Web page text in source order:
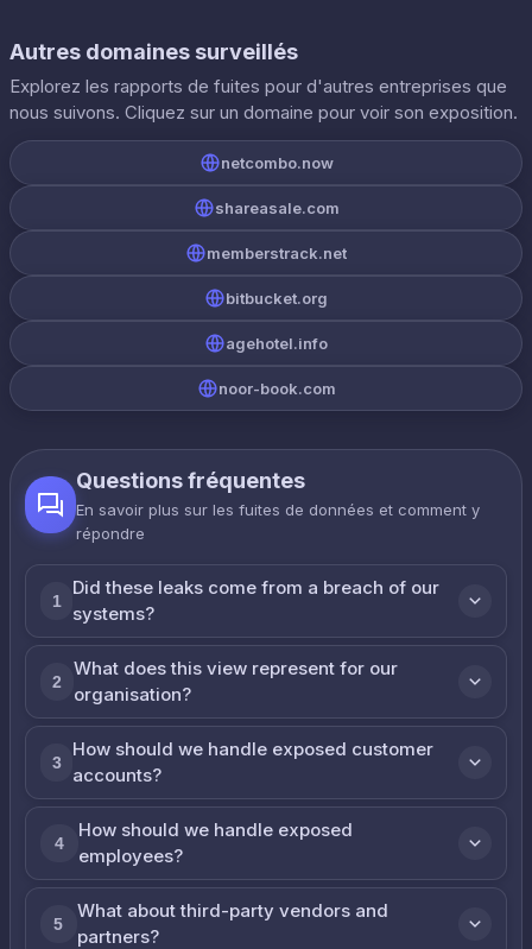
Autres domaines surveillés
Explorez les rapports de fuites pour d'autres entreprises que
nous suivons. Cliquez sur un domaine pour voir son exposition.
netcombo.now
shareasale.com
memberstrack.net
bitbucket.org
agehotel.info
noor-book.com
Questions fréquentes
En savoir plus sur les fuites de données et comment y
répondre
1
Did these leaks come from a breach of our
systems?
2
What does this view represent for our
organisation?
3
How should we handle exposed customer
accounts?
4
How should we handle exposed
employees?
5
What about third-party vendors and
partners?